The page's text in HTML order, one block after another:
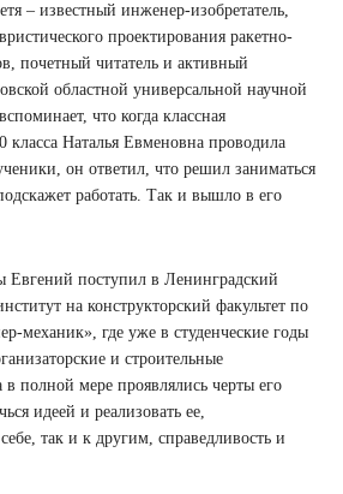
– известный инженер-изобретатель,
проектирования ракетно-
почетный читатель и активный
областной универсальной научной
что когда классная
класса Наталья Евменовна проводила
он ответил, что решил заниматься
работать. Так и вышло в его
Евгений поступил в Ленинградский
на конструкторский факультет по
механик», где уже в студенческие годы
и строительные
в полной мере проявлялись черты его
идеей и реализовать ее,
так и к другим, справедливость и